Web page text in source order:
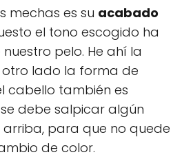
mechas es su acabado
el tono escogido ha
pelo. He ahí la
otro lado la forma de
cabello también es
debe salpicar algún
para que no quede
de color.